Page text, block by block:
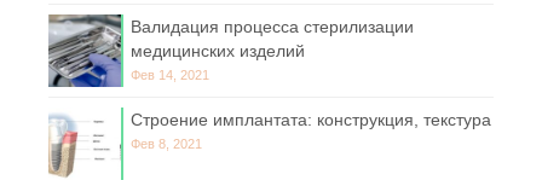
Валидация процесса стерилизации
медицинских изделий
Фев 14, 2021
Строение имплантата: конструкция, текстура
Фев 8, 2021